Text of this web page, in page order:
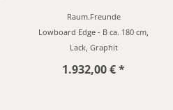
Raum.Freunde
Lowboard Edge - B ca. 180 cm,
Lack, Graphit
1.932,00 € *